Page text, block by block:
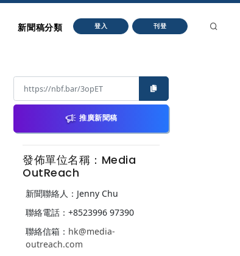
新聞稿分類 登入 刊登
推廣新聞稿
發佈單位名稱：Media
OutReach
新聞聯絡人：Jenny Chu
聯絡電話：+8523996 97390
聯絡信箱： hk@media-
outreach.com